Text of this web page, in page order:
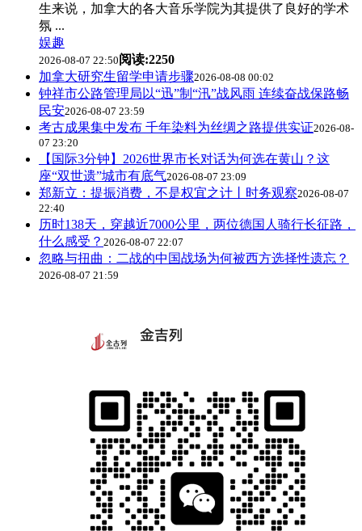
生来说，加拿大的各大音乐学院为其提供了良好的学术
氛 ...
娱趣
2026-08-07 22:50阅读:2250
加拿大研究生留学申请步骤2026-08-08 00:02
钟祥市公路管理局以“迅”制“汛”战风雨 连续奋战保路畅
民安2026-08-07 23:59
考古成果集中发布 千年染料为丝绸之路提供实证2026-08-
07 23:20
【国际3分钟】2026世界市长对话为何选在黄山？这
座“双世遗”城市有底气2026-08-07 23:09
郑新立：提振消费，不是权宜之计丨时务观察2026-08-07
22:40
历时138天，穿越近7000公里，两位德国人骑行长征路，
什么感受？ 2026-08-07 22:07
忽略与扭曲：二战的中国战场为何被西方选择性遗忘？
2026-08-07 21:59